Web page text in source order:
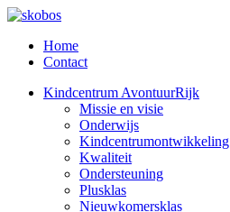
Home
Contact
Kindcentrum AvontuurRijk
Missie en visie
Onderwijs
Kindcentrumontwikkeling
Kwaliteit
Ondersteuning
Plusklas
Nieuwkomersklas